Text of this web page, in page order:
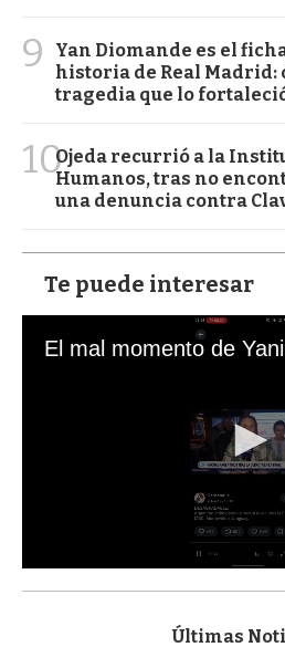
9
Yan Diomande es el
historia de Real Madrid:
tragedia que lo
10Ojeda recurrió a la
Humanos, tras no
una denuncia contra
Te puede interesar
s
Últimas